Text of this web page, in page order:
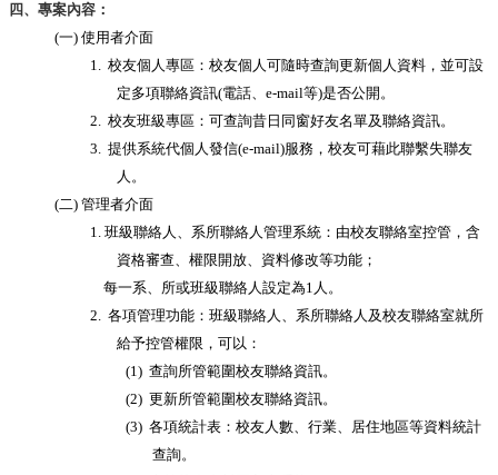
團
四、專案內容：
(一) 使用者介面
1. 校友個人專區：校友個人可隨時查詢更新個人資料，並可設
定多項聯絡資訊(電話、e-mail等)是否公開。
2. 校友班級專區：可查詢昔日同窗好友名單及聯絡資訊。
3. 提供系統代個人發信(e-mail)服務，校友可藉此聯繫失聯友
人。
(二) 管理者介面
1. 班級聯絡人、系所聯絡人管理系統：由校友聯絡室控管，含
資格審查、權限開放、資料修改等功能；
每一系、所或班級聯絡人設定為1 人。
2. 各項管理功能：班級聯絡人、系所聯絡人及校友聯絡室就所
給予控管權限，可以：
(1) 查詢所管範圍校友聯絡資訊。
(2) 更新所管範圍校友聯絡資訊。
(3) 各項統計表：校友人數、行業、居住地區等資料統計
查詢。